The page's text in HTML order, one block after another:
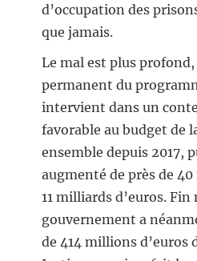
d’occupation des
que jamais.
Le mal est plus
permanent du
intervient dans un
favorable au budget de
ensemble depuis 2017,
augmenté de près de
11 milliards d’euros. Fin
gouvernement a
de 414 millions d’euros